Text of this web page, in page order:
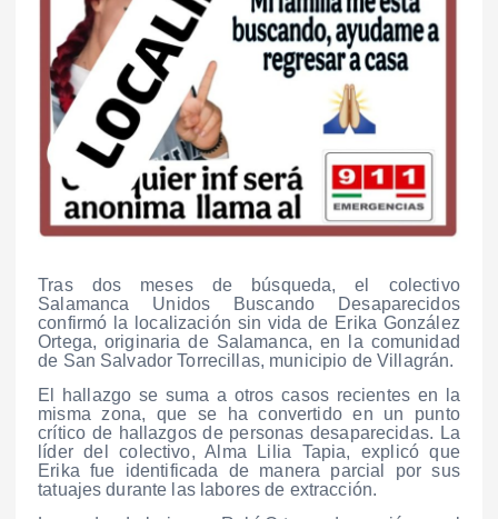
Tras dos meses de búsqueda, el colectivo
Salamanca Unidos Buscando Desaparecidos
confirmó la localización sin vida de Erika González
Ortega, originaria de Salamanca, en la comunidad
de San Salvador Torrecillas, municipio de Villagrán.
El hallazgo se suma a otros casos recientes en la
misma zona, que se ha convertido en un punto
crítico de hallazgos de personas desaparecidas. La
líder del colectivo, Alma Lilia Tapia, explicó que
Erika fue identificada de manera parcial por sus
tatuajes durante las labores de extracción.